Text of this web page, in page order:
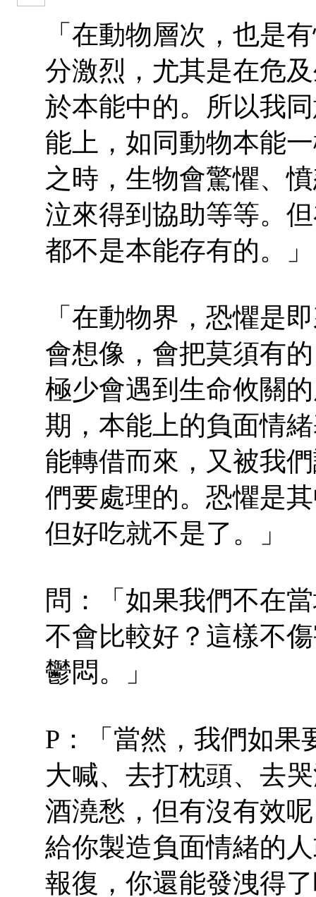
「在動物層次，也是
分激烈，尤其是在危
於本能中的。所以我
能上，如同動物本能
之時，生物會驚懼、
泣來得到協助等等。
都不是本能存有的。」
「在動物界，恐懼是
會想像，會把莫須有
極少會遇到生命攸關
期，本能上的負面情
能轉借而來，又被我
們要處理的。恐懼是
但好吃就不是了。」
問：「如果我們不在
不會比較好？這樣不
鬱悶。」
P：「當然，我們如果
大喊、去打枕頭、去
酒澆愁，但有沒有效
給你製造負面情緒的
報復，你還能發洩得